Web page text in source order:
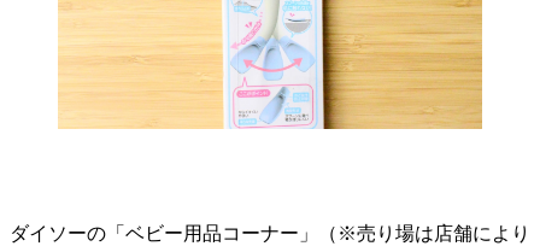
ダイソーの「ベビー用品コーナー」（※売り場は店舗により